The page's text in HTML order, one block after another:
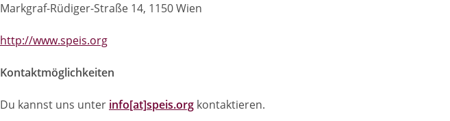
Markgraf-Rüdiger-Straße 14, 1150 Wien
http://www.speis.org
Kontaktmöglichkeiten
Du kannst uns unter info[at]speis.org kontaktieren.